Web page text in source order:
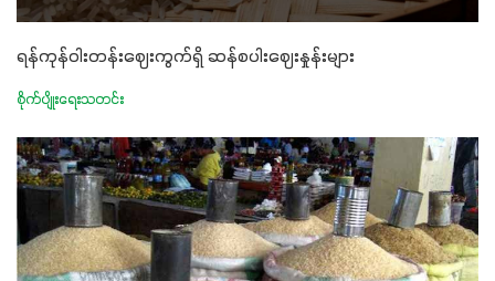
ရန်ကုန်ဝါးတန်းဈေးကွက်ရှိ ဆန်စပါးဈေးနှုန်းများ
စိုက်ပျိုးရေးသတင်း